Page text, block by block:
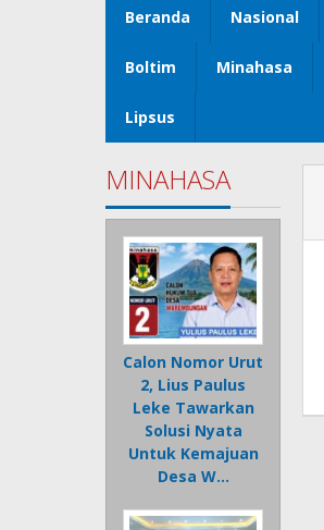
Beranda Nasional
Boltim Minahasa
Lipsus
MINAHASA
Calon Nomor Urut
2, Lius Paulus
Leke Tawarkan
Solusi Nyata
Untuk Kemajuan
Desa W…